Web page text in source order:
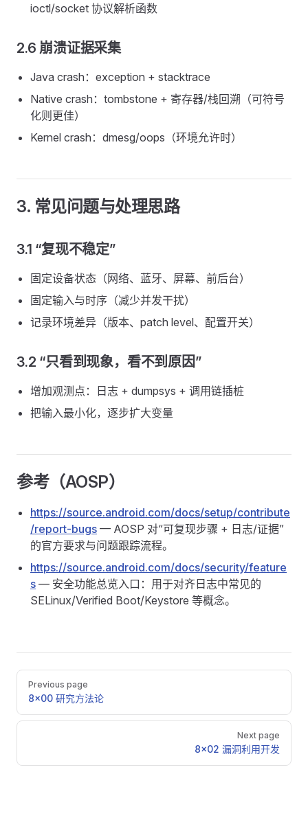
ioctl/socket 协议解析函数
2.6 崩溃证据采集
Java crash：exception + stacktrace
Native crash：tombstone + 寄存器/栈回溯（可符号
化则更佳）
Kernel crash：dmesg/oops（环境允许时）
3. 常见问题与处理思路
3.1 “复现不稳定”
固定设备状态（网络、蓝牙、屏幕、前后台）
固定输入与时序（减少并发干扰）
记录环境差异（版本、patch level、配置开关）
3.2 “只看到现象，看不到原因”
增加观测点：日志 + dumpsys + 调用链插桩
把输入最小化，逐步扩大变量
参考（AOSP）
https://source.android.com/docs/setup/contribute
/report-bugs — AOSP 对“可复现步骤 + 日志/证据”
的官方要求与问题跟踪流程。
https://source.android.com/docs/security/feature
s — 安全功能总览入口：用于对齐日志中常见的
SELinux/Verified Boot/Keystore 等概念。
Pager
Previous page
8x00 研究方法论
Next page
8x02 漏洞利用开发